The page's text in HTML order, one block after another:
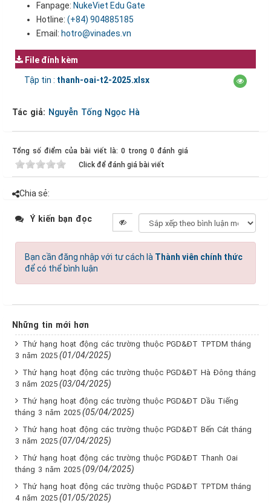
Fanpage: NukeViet Edu Gate
Hotline: (+84) 904885185
Email: hotro@vinades.vn
File đính kèm
Tập tin : thanh-oai-t2-2025.xlsx
Tác giả: Nguyễn Tống Ngọc Hà
Tổng số điểm của bài viết là: 0 trong 0 đánh giá
Click để đánh giá bài viết
Chia sẻ:
Ý kiến bạn đọc
Bạn cần đăng nhập với tư cách là Thành viên chính thức
để có thể bình luận
Những tin mới hơn
Thứ hạng hoạt động các trường thuộc PGD&ĐT TPTDM tháng
3 năm 2025 (01/04/2025)
Thứ hạng hoạt động các trường thuộc PGD&ĐT Hà Đông tháng
3 năm 2025 (03/04/2025)
Thứ hạng hoạt động các trường thuộc PGD&ĐT Dầu Tiếng
tháng 3 năm 2025 (05/04/2025)
Thứ hạng hoạt động các trường thuộc PGD&ĐT Bến Cát tháng
3 năm 2025 (07/04/2025)
Thứ hạng hoạt động các trường thuộc PGD&ĐT Thanh Oai
tháng 3 năm 2025 (09/04/2025)
Thứ hạng hoạt động các trường thuộc PGD&ĐT TPTDM tháng
4 năm 2025 (01/05/2025)